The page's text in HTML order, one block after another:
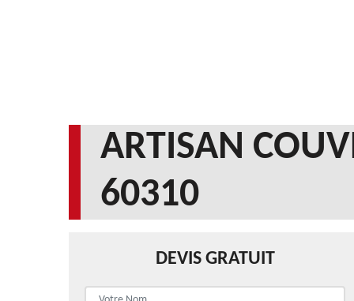
ARTISAN
60310
DEVIS GRATUIT